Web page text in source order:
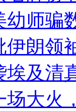
幼师骗
伊朗领
埃及清
场大火